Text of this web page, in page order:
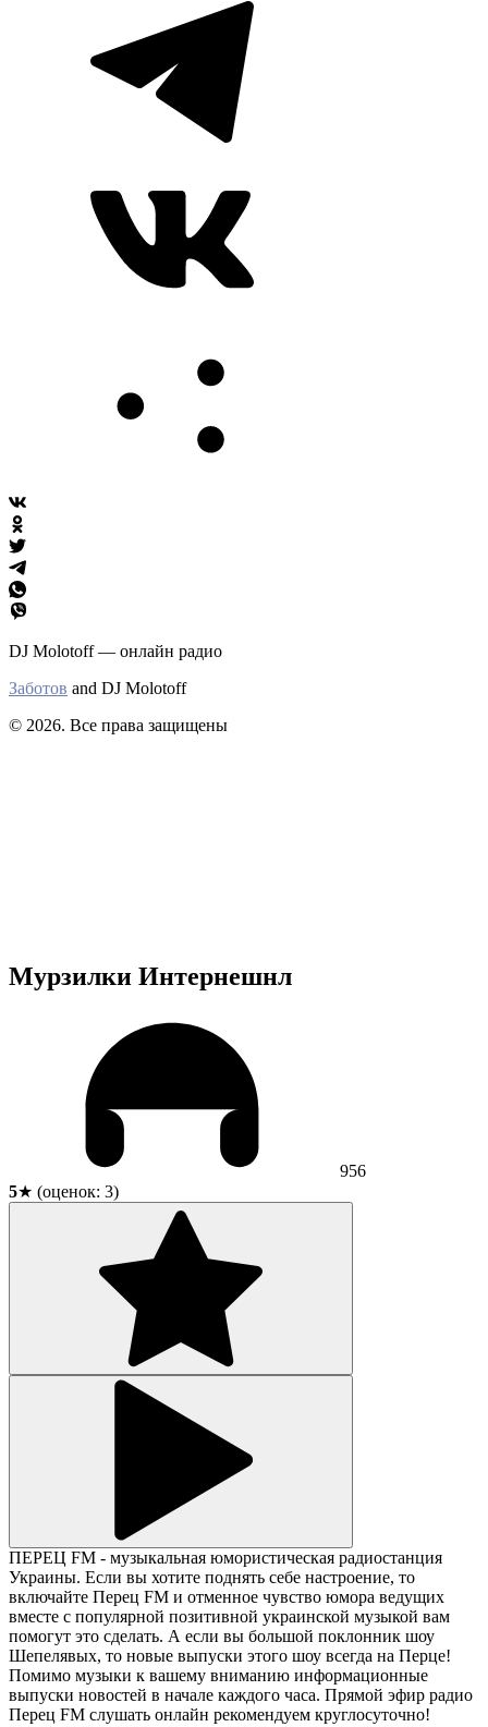
DJ Molotoff — онлайн радио
Заботов and DJ Molotoff
© 2026. Все права защищены
Мурзилки Интернешнл
956
5★ (оценок: 3)
ПЕРЕЦ FM - музыкальная юмористическая радиостанция
Украины. Если вы хотите поднять себе настроение, то
включайте Перец FM и отменное чувство юмора ведущих
вместе с популярной позитивной украинской музыкой вам
помогут это сделать. А если вы большой поклонник шоу
Шепелявых, то новые выпуски этого шоу всегда на Перце!
Помимо музыки к вашему вниманию информационные
выпуски новостей в начале каждого часа. Прямой эфир радио
Перец FM слушать онлайн рекомендуем круглосуточно!